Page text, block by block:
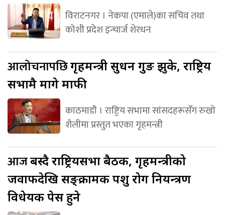
विराटनगर । नेकपा (एमाले)का सचिव तथा
कोशी प्रदेश इन्चार्ज शेरधन
आलोचनापछिगृहमन्त्री सुधन गुरुङ झुके, राष्ट्रिय
सभामै मागे माफी
काठमाडौ । राष्ट्रिय सभामा सांसदहरूसँग रुखो
शैलीमा प्रस्तुत भएका गृहमन्त्री
आजबस्दै राष्ट्रियसभा बैठक, गृहमन्त्रीको
जवाफदेखि सङ्क्रामक पशु रोग नियन्त्रण
विधेयक पेस हुने